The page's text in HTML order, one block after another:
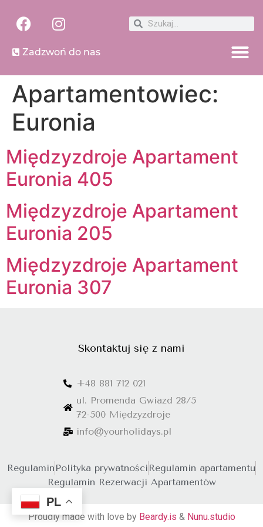
Zadzwoń do nas
Apartamentowiec:
Euronia
Międzyzdroje Apartament
Euronia 405
Międzyzdroje Apartament
Euronia 205
Międzyzdroje Apartament
Euronia 307
Skontaktuj się z nami
+48 881 712 021
ul. Promenda Gwiazd 28/5
72-500 Międzyzdroje
info@yourholidays.pl
Regulamin Polityka prywatności Regulamin apartamentu
Regulamin Rezerwacji Apartamentów
Proudly made with love by Beardy.is & Nunu.studio
PL